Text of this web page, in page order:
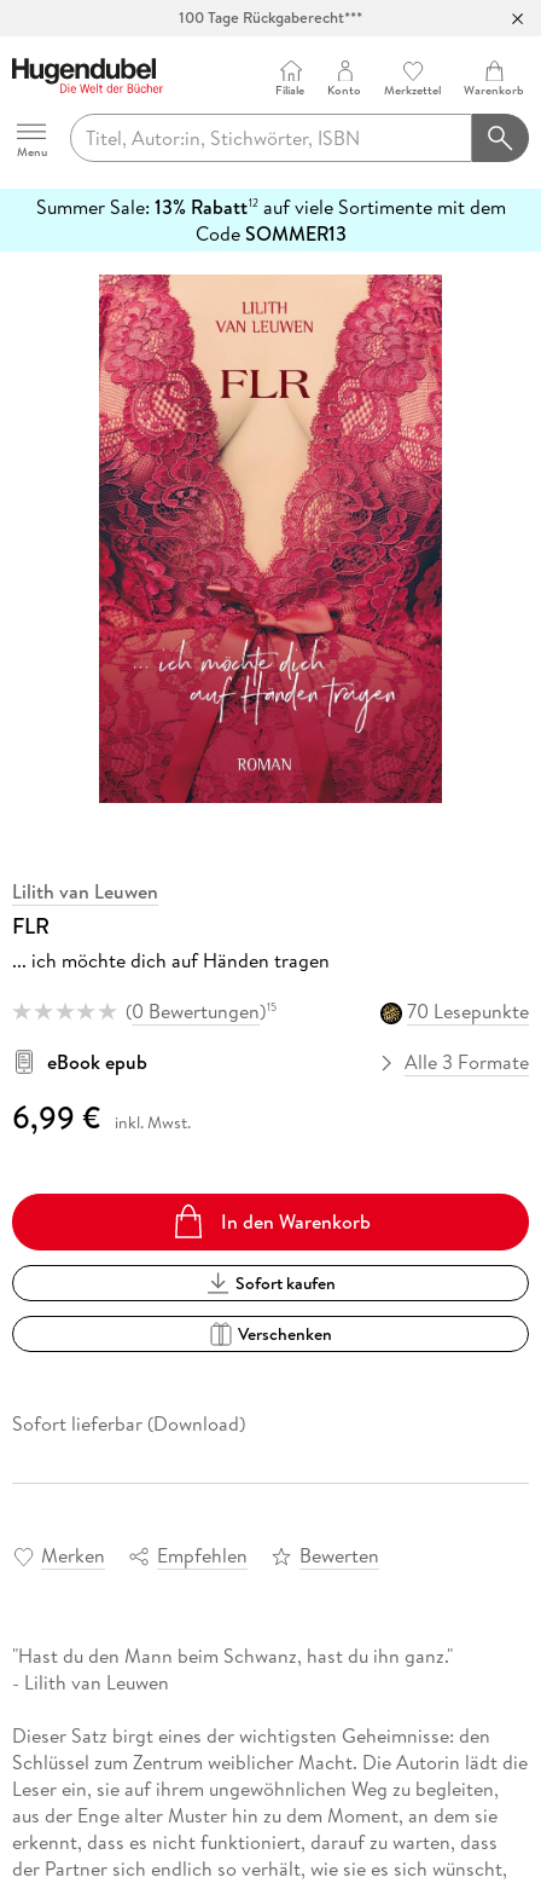
100 Tage Rückgaberecht***
Hugendubel
Menu
Filiale Konto Merkzettel Warenkorb
Summer Sale: 13% Rabatt12auf viele Sortimente mit dem
CodeSOMMER13
erfahren
Lilith van Leuwen
FLR
... ich möchte dich auf Händen tragen
(0 Bewertungen)15
70 Lesepunkte
eBook epub
Alle 3 Formate
6,99 € inkl. Mwst.
In den Warenkorb
Sofort kaufen
Verschenken
Sofort lieferbar (Download)
Merken Empfehlen Bewerten
"Hast du den Mann beim Schwanz, hast du ihn ganz."
- Lilith van Leuwen
Dieser Satz birgt eines der wichtigsten Geheimnisse: den
Schlüssel zum Zentrum weiblicher Macht. Die Autorin lädt die
Leser ein, sie auf ihrem ungewöhnlichen Weg zu begleiten,
aus der Enge alter Muster hin zu dem Moment, an dem sie
erkennt, dass es nicht funktioniert, darauf zu warten, dass
der Partner sich endlich so verhält, wie sie es sich wünscht,